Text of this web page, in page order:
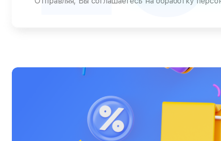
Фотовспышки
Цифровые бинокли